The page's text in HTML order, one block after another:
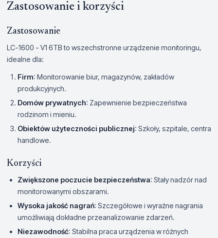
Zastosowanie i korzyści
Zastosowanie
LC-1600 - V1 6TB to wszechstronne urządzenie monitoringu,
idealne dla:
Firm: Monitorowanie biur, magazynów, zakładów
produkcyjnych.
Domów prywatnych: Zapewnienie bezpieczeństwa
rodzinom i mieniu.
Obiektów użyteczności publicznej: Szkoły, szpitale, centra
handlowe.
Korzyści
Zwiększone poczucie bezpieczeństwa: Stały nadzór nad
monitorowanymi obszarami.
Wysoka jakość nagrań: Szczegółowe i wyraźne nagrania
umożliwiają dokładne przeanalizowanie zdarzeń.
Niezawodność: Stabilna praca urządzenia w różnych